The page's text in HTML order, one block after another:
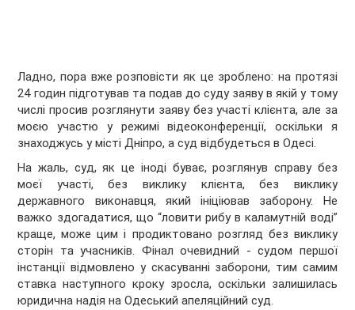
Ладно, пора вже розповісти як це зроблено: на протязі
24 годин підготував та подав до суду заяву в якій у тому
числі просив розглянути заяву без участі клієнта, але за
моєю участю у режимі відеоконференції, оскільки я
знаходжусь у місті Дніпро, а суд відбудеться в Одесі.
На жаль, суд, як це іноді буває, розглянув справу без
моєї участі, без виклику клієнта, без виклику
державного виконавця, який ініціював заборону. Не
важко здогадатися, що “ловити рибу в каламутній воді”
краще, може цим і продиктовано розгляд без виклику
сторін та учасників. Фінал очевидний - судом першої
інстанції відмовлено у скасуванні заборони, тим самим
ставка наступного кроку зросла, оскільки залишилась
юридична надія на Одеський апеляційний суд.